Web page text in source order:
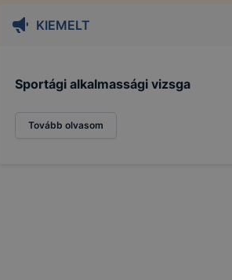
KIEMELT
Sportági alkalmassági vizsga
Tovább olvasom